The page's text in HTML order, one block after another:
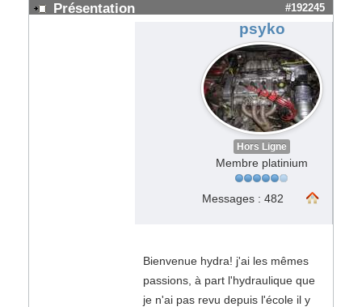
Présentation #192245
psyko
Hors Ligne
Membre platinium
Messages : 482
Bienvenue hydra! j'ai les mêmes
passions, à part l'hydraulique que
je n'ai pas revu depuis l'école il y